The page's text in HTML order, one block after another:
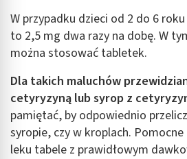
W przypadku dzieci od 2 do 6
to 2,5 mg dwa razy na dobę. W
można stosować tabletek.
Dla takich maluchów
cetyryzyną lub syrop z
pamiętać, by odpowiednio
syropie, czy w kroplach.
leku tabele z prawidłowym